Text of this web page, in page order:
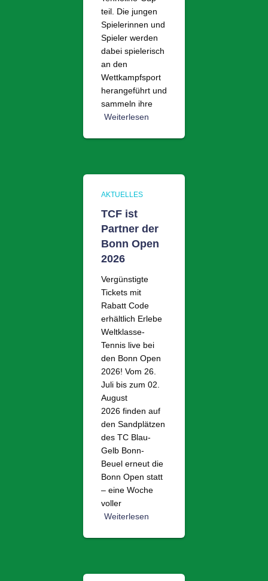
teil. Die jungen
Spielerinnen und
Spieler werden
dabei spielerisch
an den
Wettkampfsport
herangeführt und
sammeln ihre
Weiterlesen
AKTUELLES
TCF ist
Partner der
Bonn Open
2026
Vergünstigte
Tickets mit
Rabatt Code
erhältlich Erlebe
Weltklasse-
Tennis live bei
den Bonn Open
2026! Vom 26.
Juli bis zum 02.
August
2026 finden auf
den Sandplätzen
des TC Blau-
Gelb Bonn-
Beuel erneut die
Bonn Open statt
– eine Woche
voller
Weiterlesen